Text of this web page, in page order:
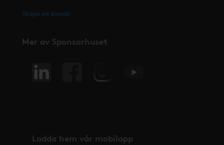
Skapa ett ärende
Mer av Sponsorhuset
Ladda hem vår mobilapp